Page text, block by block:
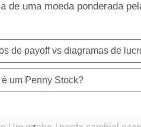
de uma moeda ponderada
de payoff vs diagramas de
é um Penny Stock?